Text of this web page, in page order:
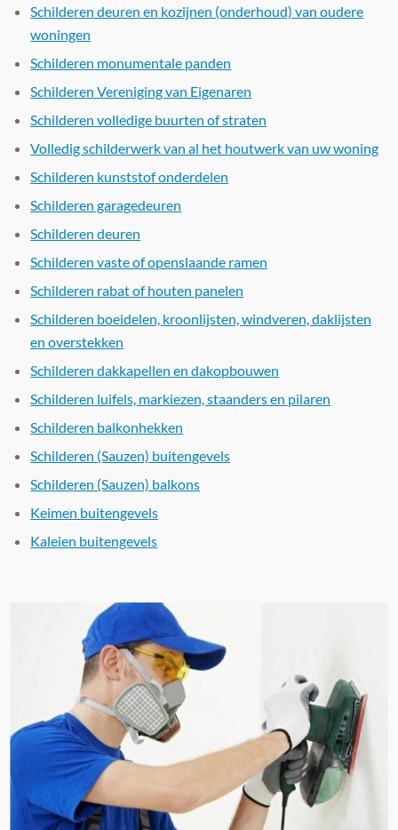
Schilderen deuren en kozijnen (onderhoud) van oudere
woningen
Schilderen monumentale panden
Schilderen Vereniging van Eigenaren
Schilderen volledige buurten of straten
Volledig schilderwerk van al het houtwerk van uw woning
Schilderen kunststof onderdelen
Schilderen garagedeuren
Schilderen deuren
Schilderen vaste of openslaande ramen
Schilderen rabat of houten panelen
Schilderen boeidelen, kroonlijsten, windveren, daklijsten
en overstekken
Schilderen dakkapellen en dakopbouwen
Schilderen luifels, markiezen, staanders en pilaren
Schilderen balkonhekken
Schilderen (Sauzen) buitengevels
Schilderen (Sauzen) balkons
Keimen buitengevels
Kaleien buitengevels